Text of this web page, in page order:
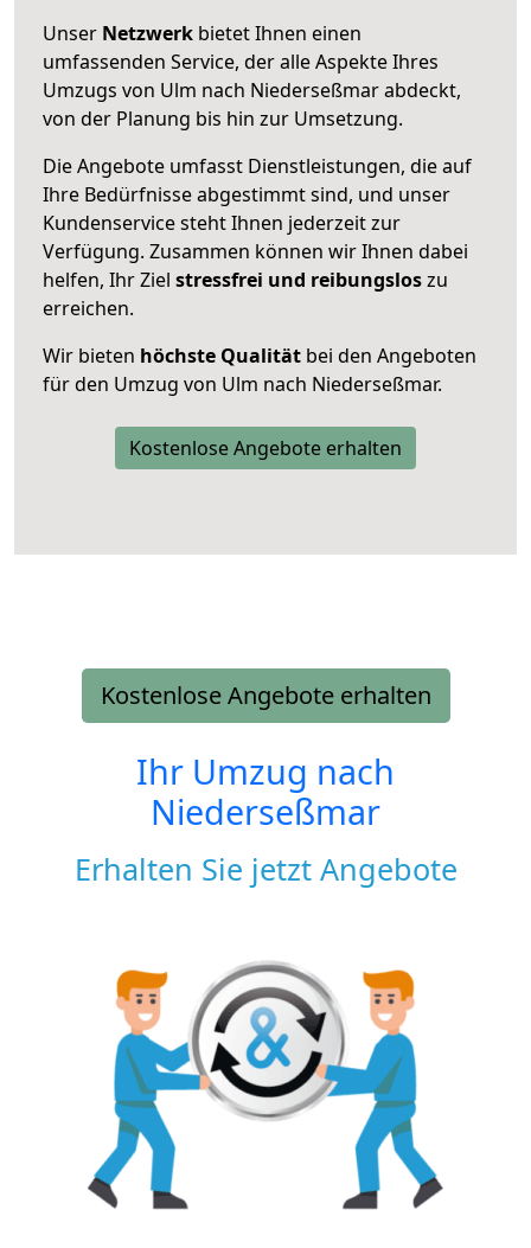
Unser Netzwerk bietet Ihnen einen
umfassenden Service, der alle Aspekte Ihres
Umzugs von Ulm nach Niederseßmar abdeckt,
von der Planung bis hin zur Umsetzung.
Die Angebote umfasst Dienstleistungen, die auf
Ihre Bedürfnisse abgestimmt sind, und unser
Kundenservice steht Ihnen jederzeit zur
Verfügung. Zusammen können wir Ihnen dabei
helfen, Ihr Ziel stressfrei und reibungsloszu
erreichen.
Wir bieten höchste Qualität bei den Angeboten
für den Umzug von Ulm nach Niederseßmar.
Kostenlose Angebote erhalten
Kostenlose Angebote erhalten
Ihr Umzug nach
Niederseßmar
Erhalten Sie jetzt Angebote